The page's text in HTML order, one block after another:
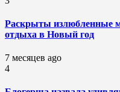
Раскрыты излюбленные
отдыха в Новый год
7 месяцев ago
4